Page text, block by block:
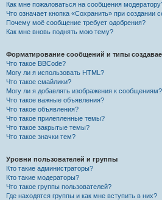
Как мне пожаловаться на сообщения
Что означает кнопка «Сохранить» при создании
Почему моё сообщение требует одобрения?
Как мне вновь поднять мою тему?
Форматирование сообщений и типы
Что такое BBCode?
Могу ли я использовать HTML?
Что такое смайлики?
Могу ли я добавлять изображения к сообщениям?
Что такое важные объявления?
Что такое объявления?
Что такое прилепленные темы?
Что такое закрытые темы?
Что такое значки тем?
Уровни пользователей и группы
Кто такие администраторы?
Кто такие модераторы?
Что такое группы пользователей?
Где находятся группы и как мне вступить в них?